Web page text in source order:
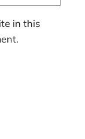
in this